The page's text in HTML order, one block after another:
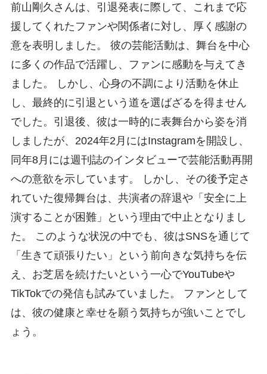
前山剛久さんは、引退発表に際して、これまで応
援してくれたファンや関係者に対し、厚く感謝の
意を表明しました。 彼の芸能活動は、舞台を中心
に多くの作品で活躍し、ファンに感動を与えてき
ました。 しかし、心身の不調により活動を休止
し、最終的に引退という道を選ばざるを得ません
でした。引退後、彼は一時的に表舞台から姿を消
しましたが、2024年2月にはInstagramを開設し、
同年8月には週刊誌のインタビューで芸能活動再開
への意欲を示しています。 しかし、その後予定さ
れていた復帰舞台は、共演者の辞退や「安全に上
演することが困難」という理由で中止となりまし
た。 このような状況の中でも、彼はSNSを通じて
「生きて頑張りたい」という前向きな気持ちを伝
え、お芝居を続けたいという一心でYouTubeや
TikTokでの発信も試みていました。 ファンとして
は、彼の健康と幸せを願う気持ちが強いことでし
ょう。